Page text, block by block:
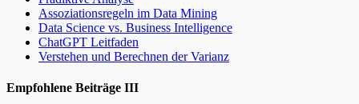
Assoziationsregeln im Data Mining
Data Science vs. Business Intelligence
ChatGPT Leitfaden
Verstehen und Berechnen der Varianz
Empfohlene Beiträge III